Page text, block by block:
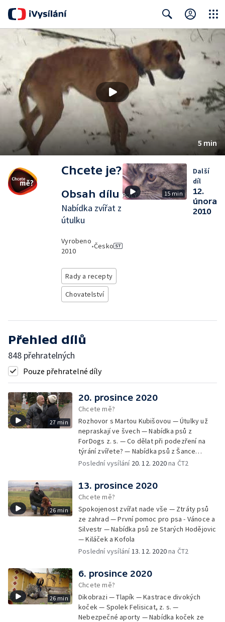
Search Close
5 min
Chcete je?
Obsah dílu
Nabídka zvířat z
útulku
Vyrobeno
2010
•Česko
Rady a recepty
Chovatelství
15 min
Další
díl
12.
února
2010
Přehled dílů
848 přehratelných
Pouze přehratelné díly
27 min
20. prosince 2020
Chcete mě?
Rozhovor s Martou Kubišovou — Útulky už
nepraskají ve švech — Nabídka psů z
ForDogs z. s. — Co dělat při podezření na
týrání zvířete? — Nabídka psů z Šance
zvířatům — Rozloučení
Poslední vysílání 20. 12. 2020na ČT2
26 min
13. prosince 2020
Chcete mě?
Spokojenost zvířat nade vše — Ztráty psů
ze zahrad — První pomoc pro psa - Vánoce a
Silvestr — Nabídka psů ze Starých Hodějovic
— Kiláček a Kofola
Poslední vysílání13. 12. 2020na ČT2
26 min
6. prosince 2020
Chcete mě?
Dikobrazi — Tlapík — Kastrace divokých
koček — Spolek Felisicat, z. s. —
Nebezpečné aporty — Nabídka koček ze